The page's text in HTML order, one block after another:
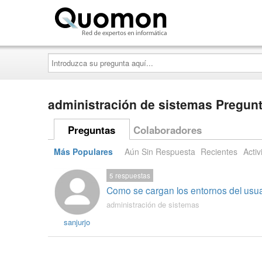
Introduzca
su
pregunta
aquí...
administración de sistemas
Preguntas Colaboradores
Más Populares Aún Sin Respuesta Recientes
sanjurjo
Como se cargan los entornos del
5 respuestas
administración de sistemas